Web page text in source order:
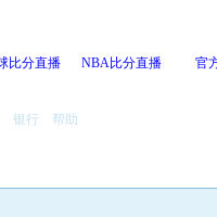
比分直播 NBA比分直播 官
银行 帮助